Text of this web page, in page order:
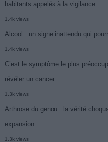
habitants appelés à la vigilance
1.4k views
Alcool : un signe inattendu qui
1.4k views
C’est le symptôme le plus
révéler un cancer
1.3k views
Arthrose du genou : la vérité
expansion
1.3k views